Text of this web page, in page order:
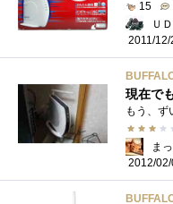
15
Ｕ
2011/12/
現在で
ま
2012/02/